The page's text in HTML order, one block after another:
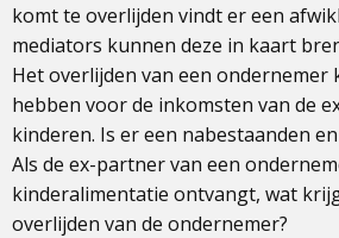
komt te overlijden vindt er een
mediators kunnen deze in kaart
Het overlijden van een ondernemer
hebben voor de inkomsten van de
kinderen. Is er een nabestaanden
Als de ex-partner van een
kinderalimentatie ontvangt, wat
overlijden van de ondernemer?